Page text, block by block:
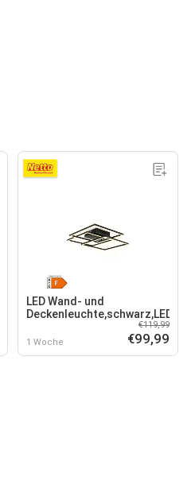
LED Wand- und
Deckenleuchte,schwarz,LED/
1 Woche
€119,99
€99,99